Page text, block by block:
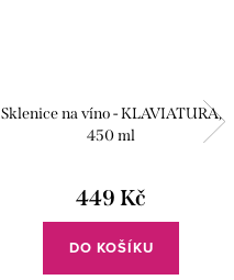
Sklenice na víno - KLAVIATURA,
450 ml
449 Kč
DO KOŠÍKU